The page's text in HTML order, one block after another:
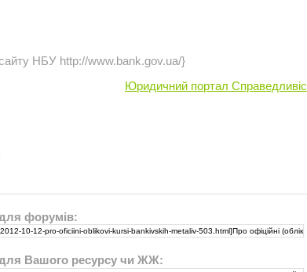
НБУ http://www.bank.gov.ua/}
Юридичний портал
форумів:
Вашого ресурсу чи ЖЖ: